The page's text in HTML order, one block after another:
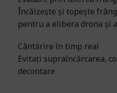
Încălzește și topește
pentru a elibera drona și
Cântărire în timp real
Evitați supraîncărcarea,
decontare